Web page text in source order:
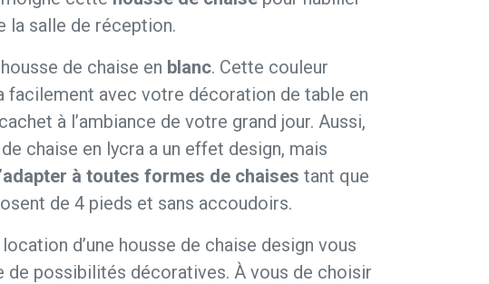
la salle de réception.
housse de chaise en blanc. Cette couleur
facilement avec votre décoration de table en
à l’ambiance de votre grand jour. Aussi,
chaise en lycra a un effet design, mais
à toutes formes de chaises tant que
de 4 pieds et sans accoudoirs.
d’une housse de chaise design vous
de possibilités décoratives. À vous de choisir